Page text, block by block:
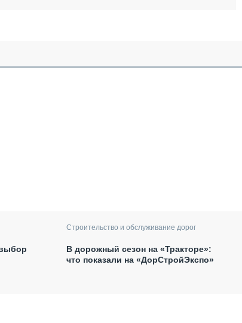
Строительство и обслуживание дорог
В дорожный сезон на «Тракторе»:
что показали на «ДорСтройЭкспо»